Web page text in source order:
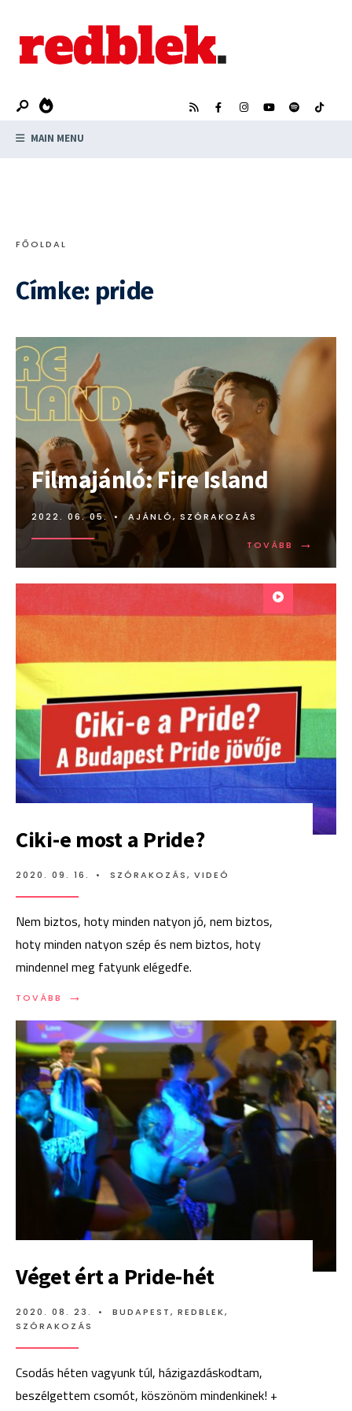
content
MAIN MENU
FŐOLDAL
Címke: pride
Filmajánló: Fire Island
2022. 06. 05. • AJÁNLÓ, SZÓRAKOZÁS
TOVÁBB →
TOVÁBB:
ISLAND
Ciki-e most a Pride?
2020. 09. 16. • SZÓRAKOZÁS, VIDEÓ
Nem biztos, hoty minden natyon jó, nem biztos,
hoty minden natyon szép és nem biztos, hoty
mindennel meg fatyunk elégedfe.
TOVÁBB →
TOVÁBB:
E
MOST
A
PRIDE?
Véget ért a Pride-hét
2020. 08. 23. • BUDAPEST, REDBLEK,
SZÓRAKOZÁS
Csodás héten vagyunk túl, házigazdáskodtam,
beszélgettem csomót, köszönöm mindenkinek! +